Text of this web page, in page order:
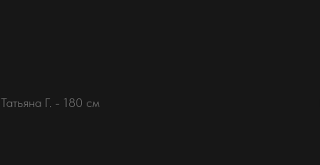
Татьяна Г. - 180 см